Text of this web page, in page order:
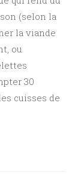
(selon la
la viande
ou
30
cuisses de